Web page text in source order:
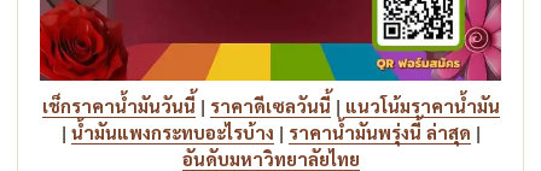
เช็กราคาน้ำมันวันนี้ | ราคาดีเซลวันนี้ | แนวโน้มราคาน้ำมัน
| น้ำมันแพงกระทบอะไรบ้าง | ราคาน้ำมันพรุ่งนี้ ล่าสุด |
อันดับมหาวิทยาลัยไทย